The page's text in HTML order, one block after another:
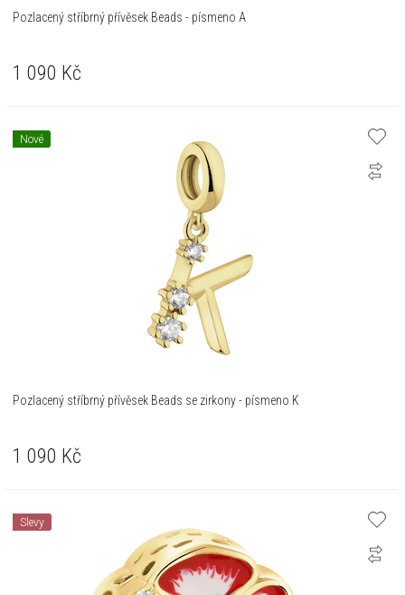
Pozlacený stříbrný přívěsek Beads - písmeno A
1 090 Kč
Nové
Pozlacený stříbrný přívěsek Beads se zirkony - písmeno K
1 090 Kč
Slevy